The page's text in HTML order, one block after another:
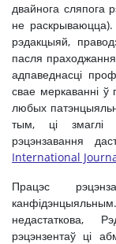
двайнога сляпога
не раскрываюцца).
рэдакцыяй,
пасля праходжання
адпаведнасці
свае меркаванні
любых
тым, ці змаглі
рэцэнзавання
International
Працэс
недастаткова,
рэцэнзентаў ці